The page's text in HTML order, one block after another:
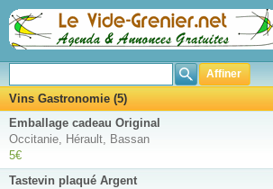
Affiner
Vins Gastronomie (5)
Emballage cadeau Original
Occitanie, Hérault, Bassan
5€
Tastevin plaqué Argent